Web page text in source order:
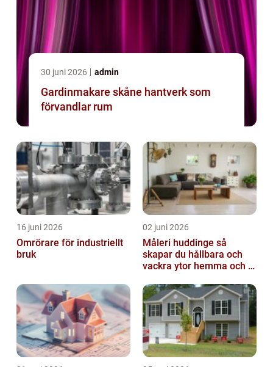
30 juni 2026 admin
Gardinmakare skåne hantverk som
förvandlar rum
16 juni 2026
Omrörare för industriellt
bruk
02 juni 2026
Måleri huddinge så
skapar du hållbara och
vackra ytor hemma och i